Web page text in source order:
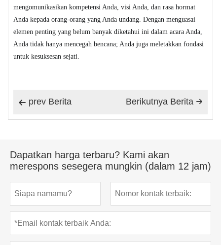
mengomunikasikan kompetensi Anda, visi Anda, dan rasa hormat
Anda kepada orang-orang yang Anda undang. Dengan menguasai
elemen penting yang belum banyak diketahui ini dalam acara Anda,
Anda tidak hanya mencegah bencana; Anda juga meletakkan fondasi
untuk kesuksesan sejati.
 prev Berita 
Berikutnya Berita
Dapatkan harga terbaru? Kami akan
merespons sesegera mungkin (dalam 12 jam)